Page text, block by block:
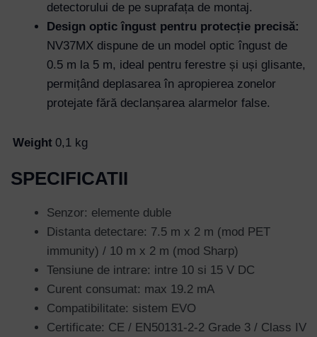
detectorului de pe suprafața de montaj.
Design optic îngust pentru protecție precisă:
NV37MX dispune de un model optic îngust de
0.5 m la 5 m, ideal pentru ferestre și uși glisante,
permițând deplasarea în apropierea zonelor
protejate fără declanșarea alarmelor false.
Weight 0,1 kg
SPECIFICATII
Senzor: elemente duble
Distanta detectare: 7.5 m x 2 m (mod PET
immunity) / 10 m x 2 m (mod Sharp)
Tensiune de intrare: intre 10 si 15 V DC
Curent consumat: max 19.2 mA
Compatibilitate: sistem EVO
Certificate: CE / EN50131-2-2 Grade 3 / Class IV
Username or Email Address
Password